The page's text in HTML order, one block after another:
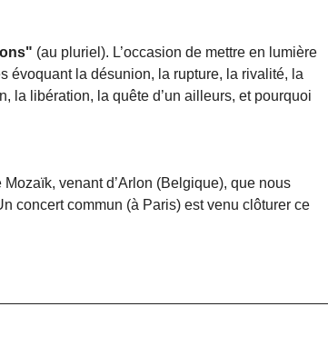
(au pluriel). L’occasion de mettre en lumière
évoquant la désunion, la rupture, la rivalité, la
la libération, la quête d’un ailleurs, et pourquoi
venant d’Arlon (Belgique), que nous
concert commun (à Paris) est venu clôturer ce